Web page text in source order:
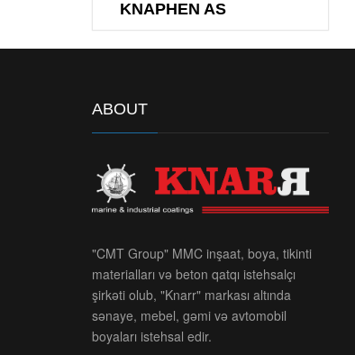
KNAPHEN AS
ABOUT
"CMT Group" MMC inşaat, boya, tikinti
materialları və beton qatqı istehsalçı
şirkəti olub, "Knarr" markası altında
sənaye, mebel, gəmi və avtomobil
boyaları istehsal edir.